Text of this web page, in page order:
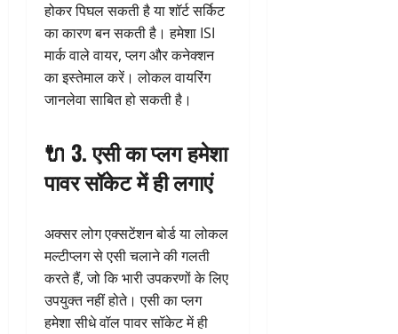
होकर पिघल सकती है या शॉर्ट सर्किट
का कारण बन सकती है। हमेशा ISI
मार्क वाले वायर, प्लग और कनेक्शन
का इस्तेमाल करें। लोकल वायरिंग
जानलेवा साबित हो सकती है।
🔌 3. एसी का प्लग हमेशा
पावर सॉकेट में ही लगाएं
अक्सर लोग एक्सटेंशन बोर्ड या लोकल
मल्टीप्लग से एसी चलाने की गलती
करते हैं, जो कि भारी उपकरणों के लिए
उपयुक्त नहीं होते। एसी का प्लग
हमेशा सीधे वॉल पावर सॉकेट में ही